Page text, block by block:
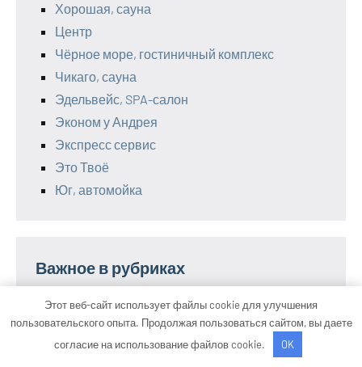
Хорошая, сауна
Центр
Чёрное море, гостиничный комплекс
Чикаго, сауна
Эдельвейс, SPA-салон
Эконом у Андрея
Экспресс сервис
Это Твоё
Юг, автомойка
Важное в рубриках
Автомобильные новости
Этот веб-сайт использует файлы cookie для улучшения
пользовательского опыта. Продолжая пользоваться сайтом, вы даете
согласие на использование файлов cookie.
OK